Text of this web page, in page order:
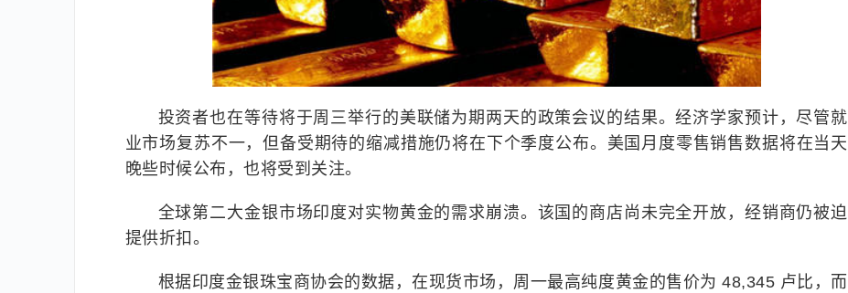
投资者也在等待将于周三举行的美联储为期两天的政策会议的结果。经济学家预计，尽管就
业市场复苏不一，但备受期待的缩减措施仍将在下个季度公布。美国月度零售销售数据将在当天
晚些时候公布，也将受到关注。
全球第二大金银市场印度对实物黄金的需求崩溃。该国的商店尚未完全开放，经销商仍被迫
提供折扣。
根据印度金银珠宝商协会的数据，在现货市场，周一最高纯度黄金的售价为 48,345 卢比，而